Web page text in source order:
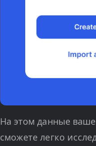
На этом данные
сможете легко